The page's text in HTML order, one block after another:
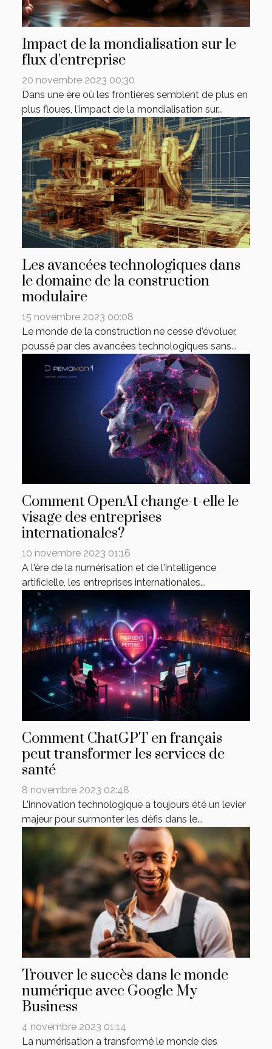
Impact de la mondialisation sur le
flux d'entreprise
20 novembre 2023 00:30
Dans une ère où les frontières semblent de plus en
plus floues, l'impact de la mondialisation sur...
Les avancées technologiques dans
le domaine de la construction
modulaire
15 novembre 2023 00:08
Le monde de la construction ne cesse d'évoluer,
poussé par des avancées technologiques sans...
Comment OpenAI change-t-elle le
visage des entreprises
internationales?
10 novembre 2023 01:16
A l'ère de la numérisation et de l'intelligence
artificielle, les entreprises internationales...
Comment ChatGPT en français
peut transformer les services de
santé
8 novembre 2023 02:48
L'innovation technologique a toujours été un levier
majeur pour surmonter les défis dans le...
Trouver le succès dans le monde
numérique avec Google My
Business
4 novembre 2023 01:14
La numérisation a transformé le monde des